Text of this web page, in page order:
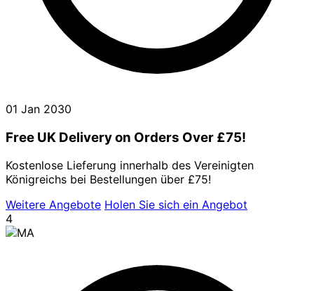
01 Jan 2030
Free UK Delivery on Orders Over £75!
Kostenlose Lieferung innerhalb des Vereinigten
Königreichs bei Bestellungen über £75!
Weitere Angebote Holen Sie sich ein Angebot
4